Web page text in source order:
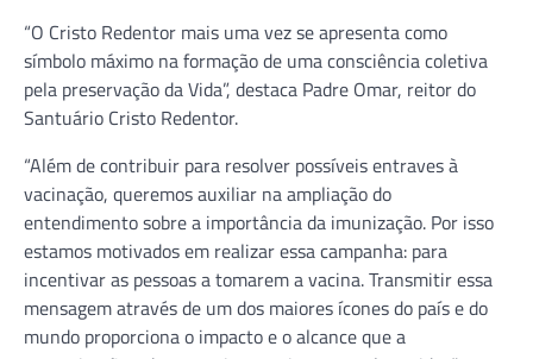
“O Cristo Redentor mais uma vez se apresenta como
símbolo máximo na formação de uma consciência coletiva
pela preservação da Vida”, destaca Padre Omar, reitor do
Santuário Cristo Redentor.
“Além de contribuir para resolver possíveis entraves à
vacinação, queremos auxiliar na ampliação do
entendimento sobre a importância da imunização. Por isso
estamos motivados em realizar essa campanha: para
incentivar as pessoas a tomarem a vacina. Transmitir essa
mensagem através de um dos maiores ícones do país e do
mundo proporciona o impacto e o alcance que a